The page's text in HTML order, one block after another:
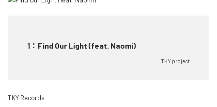
1 ： Find Our Light (feat. Naomi)
TKY project
TKY Records